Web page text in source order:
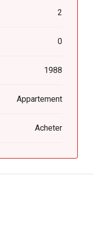
2
0
1988
Appartement
Acheter